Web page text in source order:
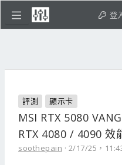
登
評測 顯示卡
MSI RTX 5080
RTX 4080 / 4090 效
soothepain 2/17/25，